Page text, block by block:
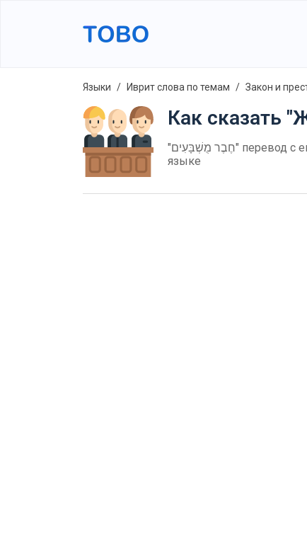
Языки Иврит слова по темам Закон и
Как сказать
"חֶבֶר מֻשְׁבָּעִים" перевод с еврейсккого на русский. как произносится "חֶבֶר מֻשְׁבָּעִים" на еврейскком? Еврейсккие слова в русском
языке